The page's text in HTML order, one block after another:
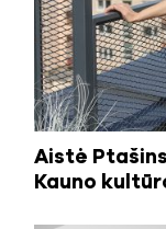
Aistė
Kauno